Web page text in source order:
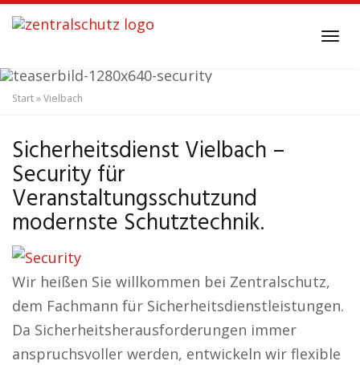
Skip
to
content
Start»Vielbach
Sicherheitsdienst Vielbach –
Security für
Veranstaltungsschutzund
modernste Schutztechnik.
Wir heißen Sie willkommen bei Zentralschutz,
dem Fachmann für Sicherheitsdienstleistungen.
Da Sicherheitsherausforderungen immer
anspruchsvoller werden, entwickeln wir flexible